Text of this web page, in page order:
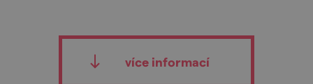
více informací